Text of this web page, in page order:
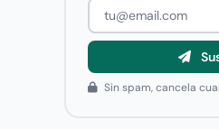
Sin spam, cancela